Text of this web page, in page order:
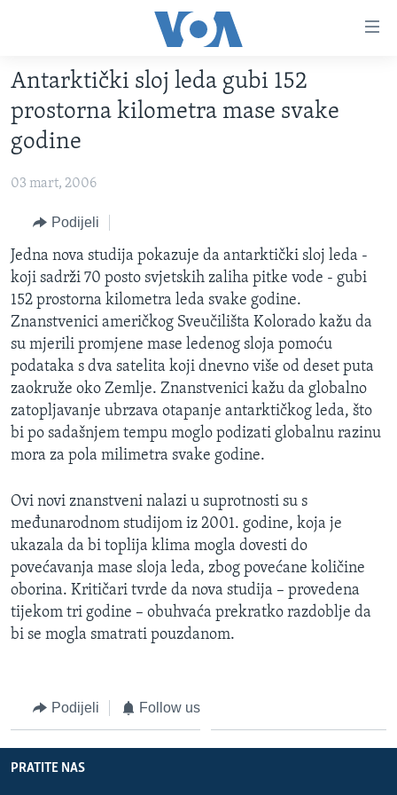
glavni
sadržaj
Pređi
na
glavnu
pretragu
VIDEO
FOTOGRAFIJE DANA
VIJESTI
SJEDINJENE AMERIČKE DRŽAVE
BOSNA I HERCEGOVINA
SVIJET
NAUKA I TEHNOLOGIJA
SPECIJALNI PROJEKTI
KORUPCIJA
SLOBODA MEDIJA
ŽENSKA STRANA
IZBJEGLIČKA STRANA
MAGAZIN
O GLASU AMERIKE
Learning English
PRATITE NAS
Antarktički sloj leda gubi 152
prostorna kilometra mase svake
godine
03 mart, 2006
Podijeli
Jedna nova studija pokazuje da antarktički sloj leda -
koji sadrži 70 posto svjetskih zaliha pitke vode - gubi
152 prostorna kilometra leda svake godine.
Znanstvenici američkog Sveučilišta Kolorado kažu da
su mjerili promjene mase ledenog sloja pomoću
podataka s dva satelita koji dnevno više od deset puta
zaokruže oko Zemlje. Znanstvenici kažu da globalno
zatopljavanje ubrzava otapanje antarktičkog leda, što
bi po sadašnjem tempu moglo podizati globalnu razinu
mora za pola milimetra svake godine.
Ovi novi znanstveni nalazi u suprotnosti su s
međunarodnom studijom iz 2001. godine, koja je
ukazala da bi toplija klima mogla dovesti do
povećavanja mase sloja leda, zbog povećane količine
oborina. Kritičari tvrde da nova studija – provedena
tijekom tri godine – obuhvaća prekratko razdoblje da
bi se mogla smatrati pouzdanom.
Podijeli Follow us
PRATITE NAS